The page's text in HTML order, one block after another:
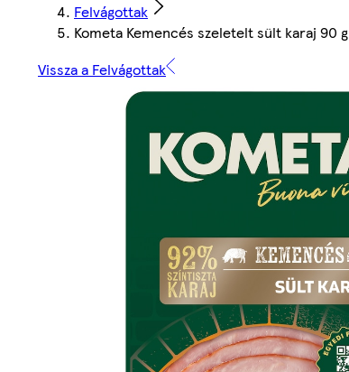
Felvágottak
Kometa Kemencés szeletelt sült karaj 90 g
Vissza a Felvágottak